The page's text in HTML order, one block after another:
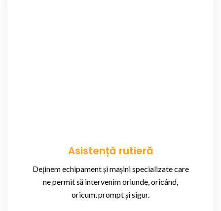
Asistență rutieră
Deținem echipament și mașini specializate care
ne permit să intervenim oriunde, oricând,
oricum, prompt și sigur.